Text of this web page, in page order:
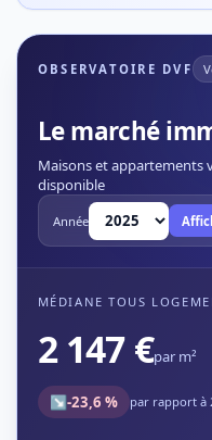
OBSERVATOIRE DVF
Le marché
Maisons et appartements
disponible
Année
MÉDIANE TOUS
2 147 €par m²
↘-23,6 % par rapport à